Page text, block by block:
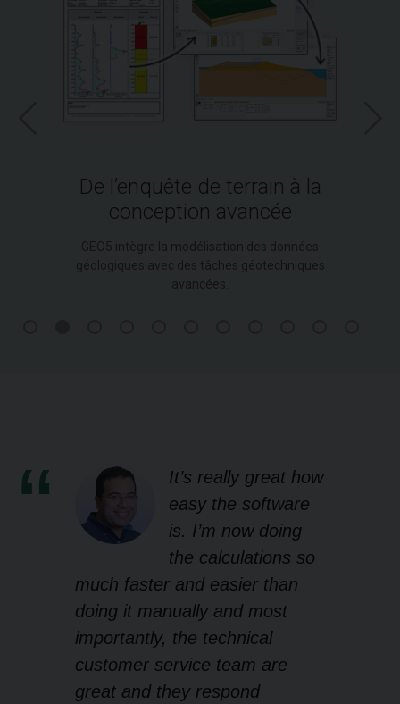
De l’enquête de terrain à la
conception avancée
GEO5 intègre la modélisation des données
géologiques avec des tâches géotechniques
avancées.
It’s really great how
easy the software
is. I’m now doing
the calculations so
much faster and easier than
doing it manually and most
importantly, the technical
customer service team are
great and they respond